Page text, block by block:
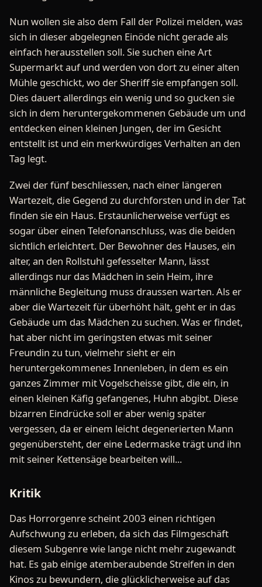
Nun wollen sie also dem Fall der Polizei melden, was
sich in dieser abgelegnen Einöde nicht gerade als
einfach herausstellen soll. Sie suchen eine Art
Supermarkt auf und werden von dort zu einer alten
Mühle geschickt, wo der Sheriff sie empfangen soll.
Dies dauert allerdings ein wenig und so gucken sie
sich in dem heruntergekommenen Gebäude um und
entdecken einen kleinen Jungen, der im Gesicht
entstellt ist und ein merkwürdiges Verhalten an den
Tag legt.
Zwei der fünf beschliessen, nach einer längeren
Wartezeit, die Gegend zu durchforsten und in der Tat
finden sie ein Haus. Erstaunlicherweise verfügt es
sogar über einen Telefonanschluss, was die beiden
sichtlich erleichtert. Der Bewohner des Hauses, ein
alter, an den Rollstuhl gefesselter Mann, lässt
allerdings nur das Mädchen in sein Heim, ihre
männliche Begleitung muss draussen warten. Als er
aber die Wartezeit für überhöht hält, geht er in das
Gebäude um das Mädchen zu suchen. Was er findet,
hat aber nicht im geringsten etwas mit seiner
Freundin zu tun, vielmehr sieht er ein
heruntergekommenes Innenleben, in dem es ein
ganzes Zimmer mit Vogelscheisse gibt, die ein, in
einen kleinen Käfig gefangenes, Huhn abgibt. Diese
bizarren Eindrücke soll er aber wenig später
vergessen, da er einem leicht degenerierten Mann
gegenübersteht, der eine Ledermaske trägt und ihn
mit seiner Kettensäge bearbeiten will...
Kritik
Das Horrorgenre scheint 2003 einen richtigen
Aufschwung zu erleben, da sich das Filmgeschäft
diesem Subgenre wie lange nicht mehr zugewandt
hat. Es gab einige atemberaubende Streifen in den
Kinos zu bewundern, die glücklicherweise auf das